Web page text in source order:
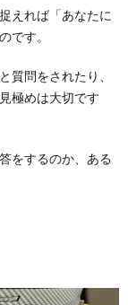
えれば「あなたに
です。
質問をされたり、
極めは大切です
をするのか、ある